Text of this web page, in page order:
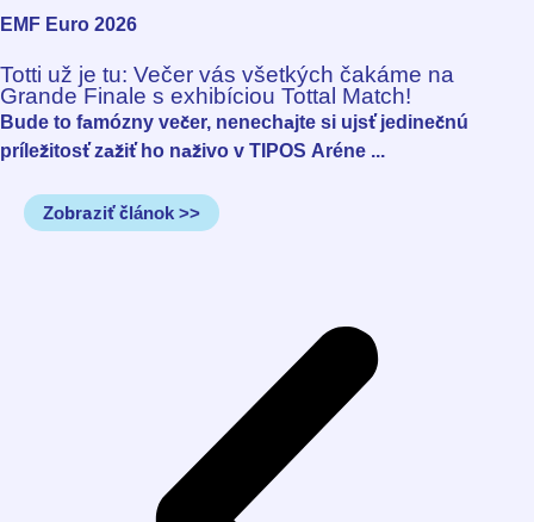
EMF Euro 2026
Totti už je tu: Večer vás všetkých čakáme na
Grande Finale s exhibíciou Tottal Match!
Bude to famózny večer, nenechajte si ujsť jedinečnú
príležitosť zažiť ho naživo v TIPOS Aréne ...
Zobraziť článok >>